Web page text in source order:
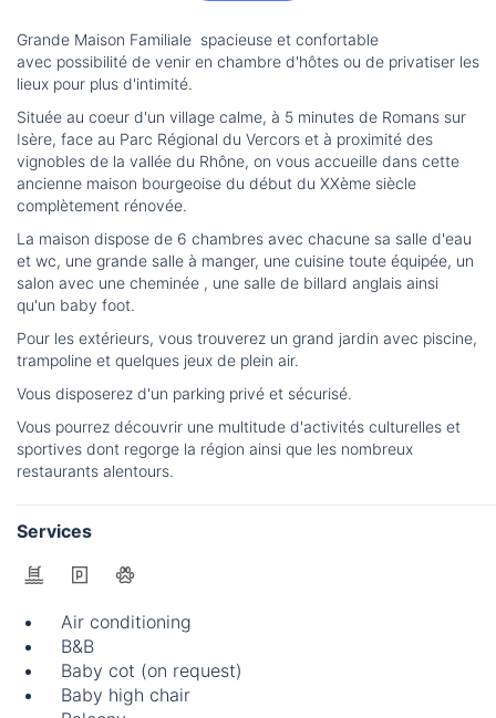
Grande Maison Familiale spacieuse et confortable
avec possibilité de venir en chambre d'hôtes ou de privatiser les
lieux pour plus d'intimité.
Située au coeur d'un village calme, à 5 minutes de Romans sur
Isère, face au Parc Régional du Vercors et à proximité des
vignobles de la vallée du Rhône, on vous accueille dans cette
ancienne maison bourgeoise du début du XXème siècle
complètement rénovée.
La maison dispose de 6 chambres avec chacune sa salle d'eau
et wc, une grande salle à manger, une cuisine toute équipée, un
salon avec une cheminée , une salle de billard anglais ainsi
qu'un baby foot.
Pour les extérieurs, vous trouverez un grand jardin avec piscine,
trampoline et quelques jeux de plein air.
Vous disposerez d'un parking privé et sécurisé.
Vous pourrez découvrir une multitude d'activités culturelles et
sportives dont regorge la région ainsi que les nombreux
restaurants alentours.
Services
Air conditioning
B&B
Baby cot (on request)
Baby high chair